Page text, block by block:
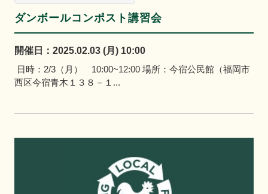
ダンボールコンポスト講習会
開催日：2025.02.03 (月) 10:00
日時：2/3（月） 10:00~12:00 場所：今宿公民館（福岡市
西区今宿青木１３８－１...